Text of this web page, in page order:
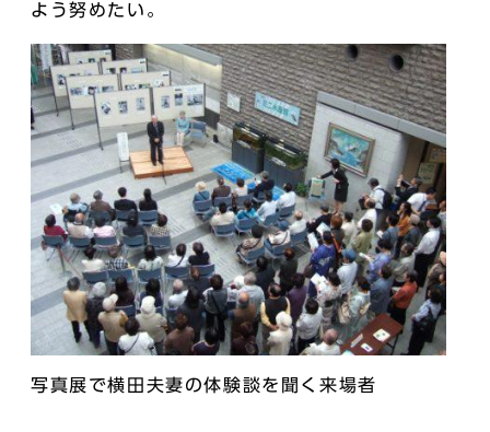
よう努めたい。
写真展で横田夫妻の体験談を聞く来場者